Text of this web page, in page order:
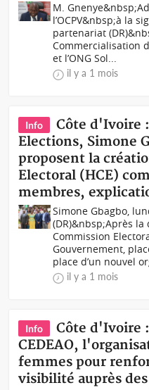
M.
l’OCPV&nbsp;à la
partenariat
Commercialisation
et l’ONG Sol...
il y a 1 mois
Info
Côte d'Ivoire
Elections, Simone
proposent la
Electoral (HCE)
membres,
Simone Gbagbo,
(DR)&nbsp;Après
Commission
Gouvernement,
place d’un nouvel
il y a 1 mois
Info
Côte d'Ivoire
CEDEAO,
femmes pour
visibilité auprès